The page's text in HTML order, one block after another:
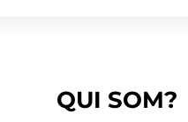
QUI SOM?